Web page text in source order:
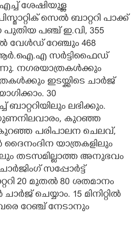
ശേഷിയുള്ള
സെൽ ബാറ്ററി പാക്ക്
പഞ്ച് ഇ.വി, 355
വേൾഡ് റേഞ്ചും 468
സർട്ടിഫൈഡ്
നഗരയാത്രകൾക്കും
ഇടയ്ക്കിടെ ചാർജ്
30
ലഭിക്കും.
കുറഞ്ഞ
കുറഞ്ഞ പരിപാലന ചെലവ്,
ദൈനംദിന യാത്രകളിലും
തടസമില്ലാത്ത അനുഭവം
സപ്പോർട്ട്
20 മുതൽ 80 ശതമാനം
ചാർജ് ചെയ്യാം. 15 മിനിറ്റിൽ
വരെ റേഞ്ച് നേടാനും